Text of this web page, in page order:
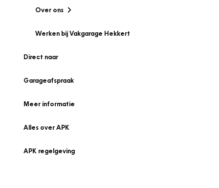
Over ons
Werken bij Vakgarage Hekkert
Direct naar
Garageafspraak
Meer informatie
Alles over APK
APK regelgeving